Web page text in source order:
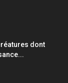
dont